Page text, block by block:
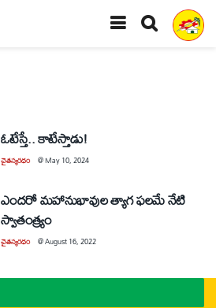
ఓటేస్తే.. కాటేస్తాడు!
చైతన్యరధం @May 10, 2024
ఎందరో మహానుభావుల త్యాగ ఫలమే నేటి
స్వాతంత్య్రం
చైతన్యరధం @August 16, 2022